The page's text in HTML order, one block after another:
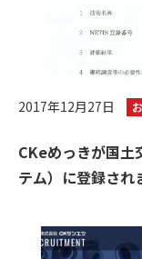
2017年12月27日
CKeめっきが国土
テム）に登録され